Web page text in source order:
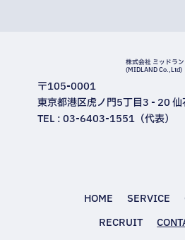
情報保護法第2条第1項により定
味するものとします。
2. 個人情報の利用目的
当社は、個人情報を以下の目的で
当社サービス等のご案内のため
当社サービス等に関する当社の
株式会社 ミッドラン
(MIDLAND Co.,Ltd)
〒105-0001
東京都港区虎ノ門5丁目3 - 20
TEL : 03-6403-1551（代表）
HOME SERVICE
RECRUIT